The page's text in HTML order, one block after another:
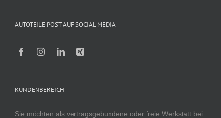
AUTOTEILE POST AUF SOCIAL MEDIA
KUNDENBEREICH
Sie möchten als vertragsgebundene oder freie Werkstatt bei